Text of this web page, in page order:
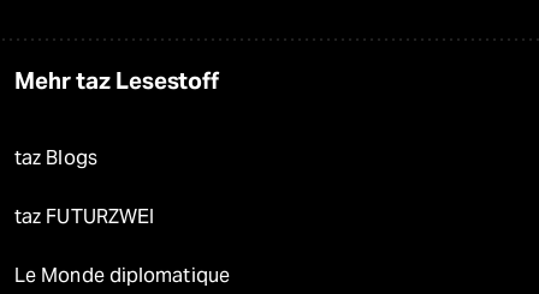
Mehr taz Lesestoff
taz Blogs
taz FUTURZWEI
Le Monde diplomatique